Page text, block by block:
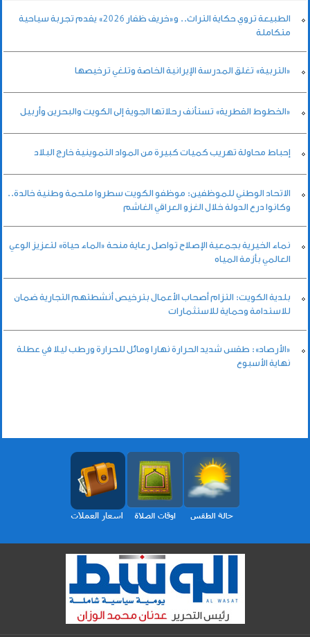
الطبيعة تروي حكاية التراث.. و«خريف ظفار 2026» يقدم تجربة سياحية
متكاملة
«التربية» تغلق المدرسة الإيرانية الخاصة وتلغي ترخيصها
«الخطوط القطرية» تستأنف رحلاتها الجوية إلى الكويت والبحرين وأربيل
إحباط محاولة تهريب كميات كبيرة من المواد التموينية خارج البلاد
الاتحاد الوطني للموظفين: موظفو الكويت سطروا ملحمة وطنية خالدة..
وكانوا درع الدولة خلال الغزو العراقي الغاشم
نماء الخيرية بجمعية الإصلاح تواصل رعاية منحة «الماء حياة» لتعزيز الوعي
العالمي بأزمة المياه
بلدية الكويت: التزام أصحاب الأعمال بترخيص أنشطتهم التجارية ضمان
للاستدامة وحماية للاستثمارات
«الأرصاد»: طقس شديد الحرارة نهارا ومائل للحرارة ورطب ليلا في عطلة
نهاية الأسبوع